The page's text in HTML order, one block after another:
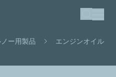
ン
検索
ノー用製品
エンジンオイル